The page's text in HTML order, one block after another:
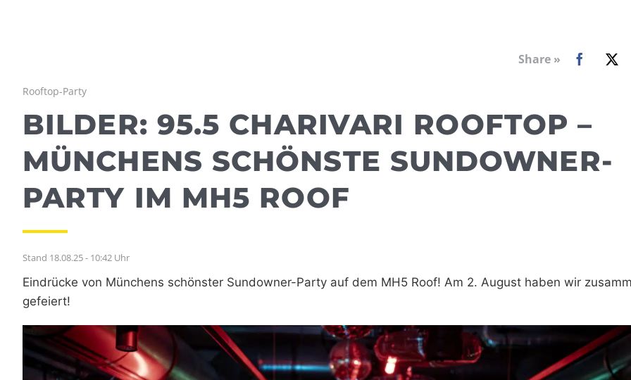
Share »
Rooftop-Party
BILDER: 95.5 CHARIVARI ROOFTOP –
MÜNCHENS SCHÖNSTE SUNDOWNER-
PARTY IM MH5 ROOF
Stand 18.08.25 - 10:42 Uhr
Eindrücke von Münchens schönster Sundowner-Party auf dem MH5 Roof! Am 2. August haben wir
gefeiert!